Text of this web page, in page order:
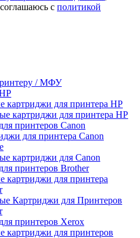
с политикой
/ МФУ
картриджи для принтера HP
картриджи для принтера HP
принтеров Сanon
для принтера Сanon
картриджи для Сanon
принтеров Brother
картриджи для принтера
Картриджи для Принтеров
принтеров Xerox
картриджи для принтеров